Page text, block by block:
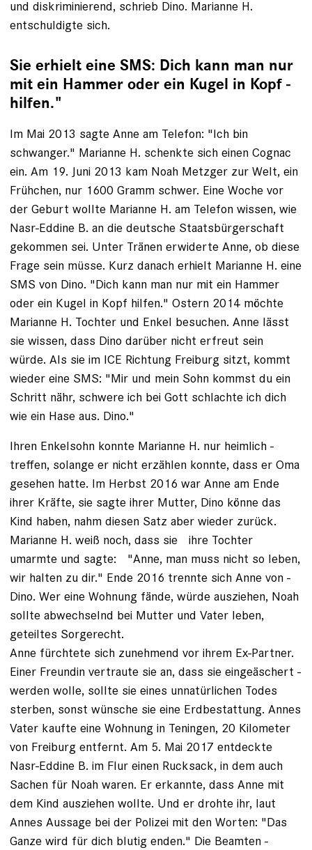
und diskriminierend, schrieb Dino. ­Marianne H.
entschuldigte sich.
Sie erhielt eine SMS: Dich kann man nur
mit ein Hammer oder ein Kugel in Kopf ­
hilfen."
Im Mai 2013 sagte Anne am Telefon: "Ich bin ­
schwanger." Marianne H. schenkte sich einen Cognac
ein. Am 19. ­Juni 2013 kam Noah Metzger zur Welt, ein
Frühchen, nur 1600 Gramm schwer. Eine Woche vor
der Geburt wollte Marianne H. am Telefon wissen, wie
Nasr-Eddine B. an die deutsche Staatsbürgerschaft
gekommen sei. Unter Tränen erwiderte Anne, ob diese
Frage sein müsse. Kurz danach erhielt Marianne H. eine
SMS von Dino. "Dich kann man nur mit ein Hammer
oder ein Kugel in Kopf ­hilfen." Ostern 2014 möchte
Marianne H. Tochter und ­Enkel besuchen. Anne lässt
sie wissen, dass Dino darüber nicht erfreut sein
würde. Als sie im ICE Richtung Freiburg sitzt, kommt
wieder eine SMS: "Mir und mein Sohn kommst du ein
Schritt nähr, schwere ich bei Gott schlachte ich dich
wie ein Hase aus. Dino."
Ihren Enkelsohn konnte Marianne H. nur heimlich ­
treffen, solange er nicht erzählen konnte, dass er Oma
ge­sehen hatte. Im Herbst 2016 war Anne am Ende
ihrer ­Kräfte, sie sagte ihrer Mutter, ­Dino könne das
Kind haben, nahm diesen Satz aber wieder zurück.
Marianne H. weiß noch, dass sie ihre Tochter
umarmte und sagte: "Anne, man muss nicht so ­leben,
wir halten zu dir." ­Ende 2016 trennte sich Anne von ­
Dino. Wer eine Wohnung fände, ­würde ausziehen, Noah
sollte abwechselnd bei Mutter und ­Vater leben,
geteiltes Sorge­recht.
Anne fürchtete sich zu­nehmend vor ihrem Ex-­Partner.
Einer Freundin vertraute sie an, dass sie eingeäschert ­
werden wolle, sollte sie eines un­natürlichen Todes
sterben, sonst wünsche sie eine Erd­bestattung. Annes
Vater kaufte eine Wohnung in Teningen, 20 Kilometer
von Freiburg entfernt. Am 5. Mai 2017 entdeckte
Nasr-Eddine B. im Flur einen Rucksack, in dem auch
Sachen für Noah waren. Er erkannte, dass Anne mit
dem Kind ausziehen wollte. Und er drohte ihr, laut
Annes Aussage bei der Polizei mit den ­Worten: "Das
Ganze wird für dich ­blutig enden." Die ­Beamten ­